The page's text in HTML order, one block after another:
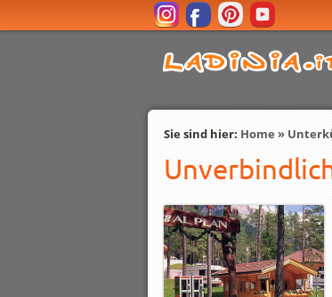
Sie sind hier: Home »